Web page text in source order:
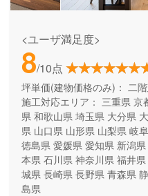
<ユーザ満足度>
8/10点
坪単価(建物価格のみ)： 二
施工対応エリア： 三重県 京
県 和歌山県 埼玉県 大分県
県 山口県 山形県 山梨県 岐
徳島県 愛媛県 愛知県 新潟県
本県 石川県 神奈川県 福井県
城県 長崎県 長野県 青森県
島県